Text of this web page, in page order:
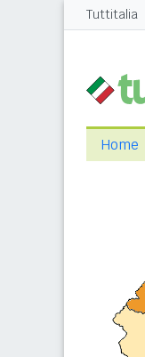
Tuttitalia
Home